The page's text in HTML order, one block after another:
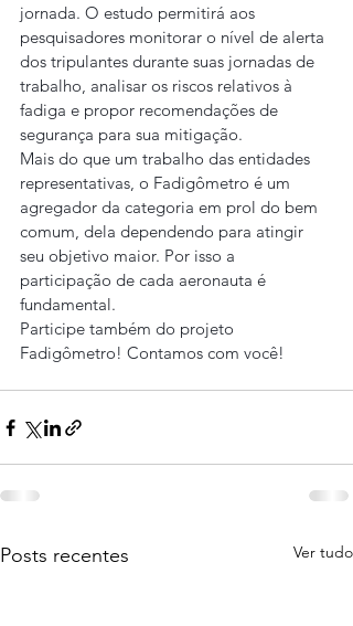
jornada. O estudo permitirá aos
pesquisadores monitorar o nível de alerta
dos tripulantes durante suas jornadas de
trabalho, analisar os riscos relativos à
fadiga e propor recomendações de
segurança para sua mitigação.
Mais do que um trabalho das entidades
representativas, o Fadigômetro é um
agregador da categoria em prol do bem
comum, dela dependendo para atingir
seu objetivo maior. Por isso a
participação de cada aeronauta é
fundamental.
Participe também do projeto
Fadigômetro! Contamos com você!
Posts recentes Ver tudo